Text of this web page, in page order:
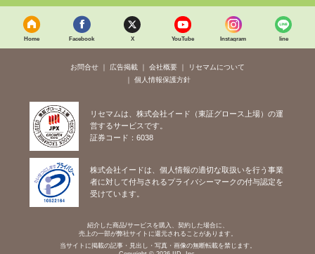
Home Facebook X YouTube Instagram line
お問合せ 広告掲載 会社概要
リセマムについて
個人情報保護方針
リセマムは、株式会社イード（東証グロース上場）の運
営するサービスです。
証券コード：6038
株式会社イードは、個人情報の適切な取扱いを行う事業
者に対して付与されるプライバシーマークの付与認定を
受けています。
紹介した商品/サービスを購入、契約した場合に、
売上の一部が弊社サイトに還元されることがあります。
当サイトに掲載の記事・見出し・写真・画像の無断転載を禁じます。